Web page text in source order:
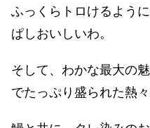
ふっくらトロけるよう
ぱしおいしいわ。
そして、わかな最大の
でたっぷり盛られた熱々